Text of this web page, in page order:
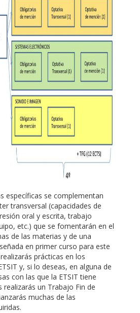
específicas se complementan
transversal (capacidades de
oral y escrita, trabajo
etc.) que se fomentarán en el
de las materias y de una
en primer curso para este
prácticas en los
y, si lo deseas, en alguna de
con las que la ETSIT tiene
realizarás un Trabajo Fin de
muchas de las